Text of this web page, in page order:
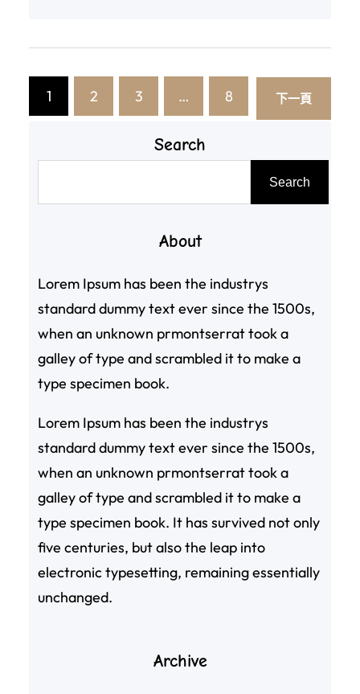
1 2 3 … 8 下一頁
Search
Search
About
Lorem Ipsum has been the industrys
standard dummy text ever since the 1500s,
when an unknown prmontserrat took a
galley of type and scrambled it to make a
type specimen book.
Lorem Ipsum has been the industrys
standard dummy text ever since the 1500s,
when an unknown prmontserrat took a
galley of type and scrambled it to make a
type specimen book. It has survived not only
five centuries, but also the leap into
electronic typesetting, remaining essentially
unchanged.
Archive